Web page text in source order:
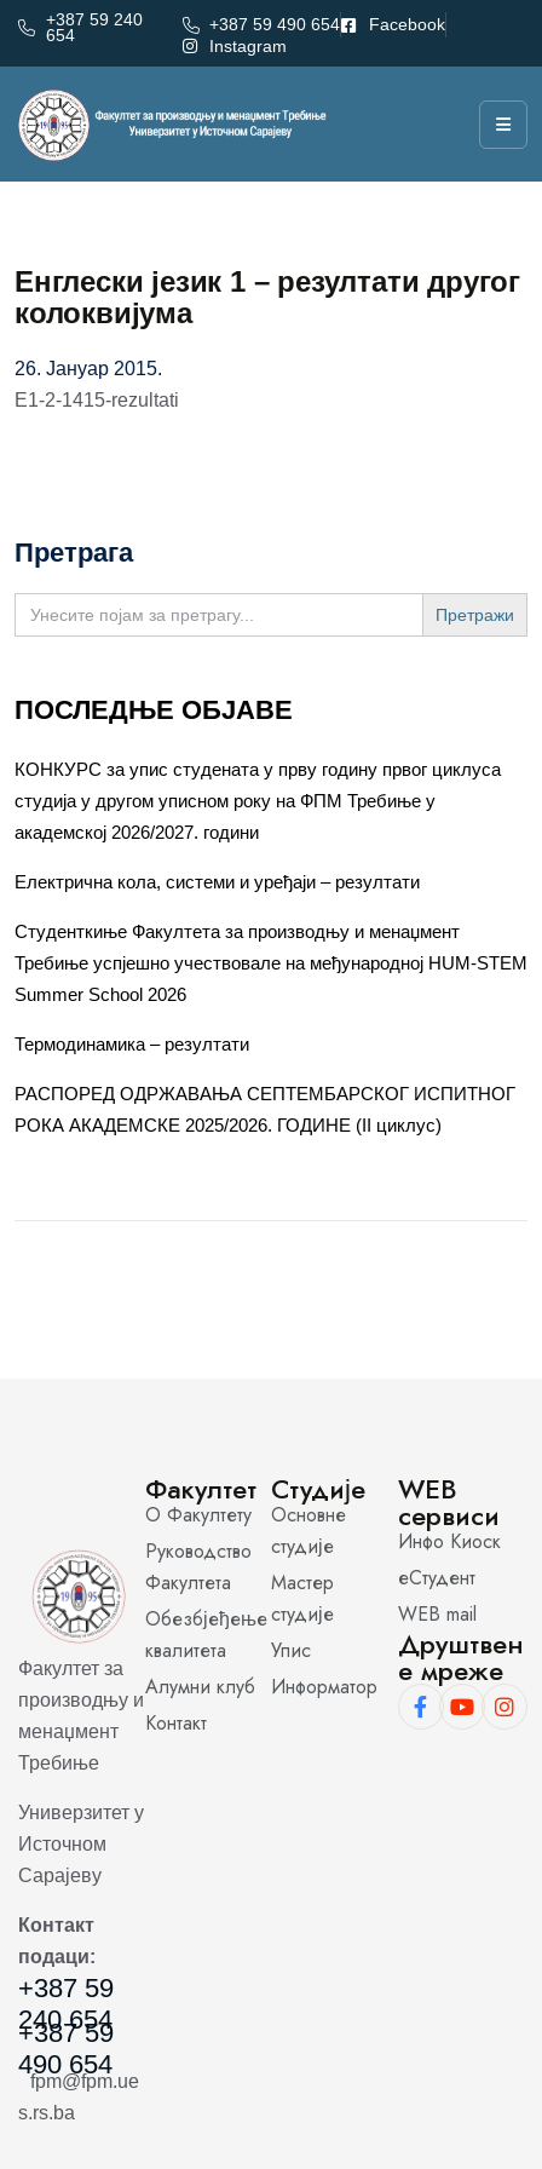
+387 59 240
654
+387 59 490 654
Facebook
Instagram
Енглески језик 1 – резултати другог
колоквијума
26. Јануар 2015.
E1-2-1415-rezultati
Претрага
Search
for:
ПОСЛЕДЊЕ ОБЈАВЕ
КОНКУРС за упис студената у прву годину првог циклуса
студија у другом уписном року на ФПМ Требиње у
академској 2026/2027. години
Електрична кола, системи и уређаји – резултати
Студенткиње Факултета за производњу и менаџмент
Требиње успјешно учествовале на међународној HUM-STEM
Summer School 2026
Термодинамика – резултати
РАСПОРЕД ОДРЖАВАЊА СЕПТЕМБАРСКОГ ИСПИТНОГ
РОКА АКАДЕМСКЕ 2025/2026. ГОДИНЕ (II циклус)
Факултет за
производњу и
менаџмент
Требиње
Универзитет у
Источном
Сарајеву
Контакт
подаци:
+387 59
240 654
+387 59
490 654
fpm@fpm.ue
s.rs.ba
Факултет
О Факултету
Руководство
Факултета
Обезбјеђење
квалитета
Алумни клуб
Контакт
Студије
Основне
студије
Мастер
студије
Упис
Информатор
WEB
сервиси
Инфо Киоск
еСтудент
WEB mail
Друштвен
е мреже